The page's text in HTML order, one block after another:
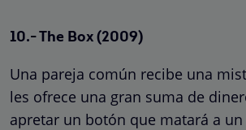
10.- The Box (2009)
Una pareja común recibe una
les ofrece una gran suma de
apretar un botón que matará a